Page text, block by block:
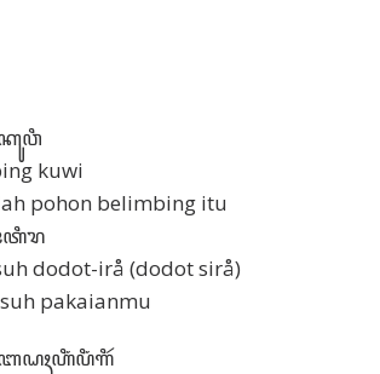
kuwi
pohon belimbing itu
dodot-irå (dodot sirå)
pakaianmu